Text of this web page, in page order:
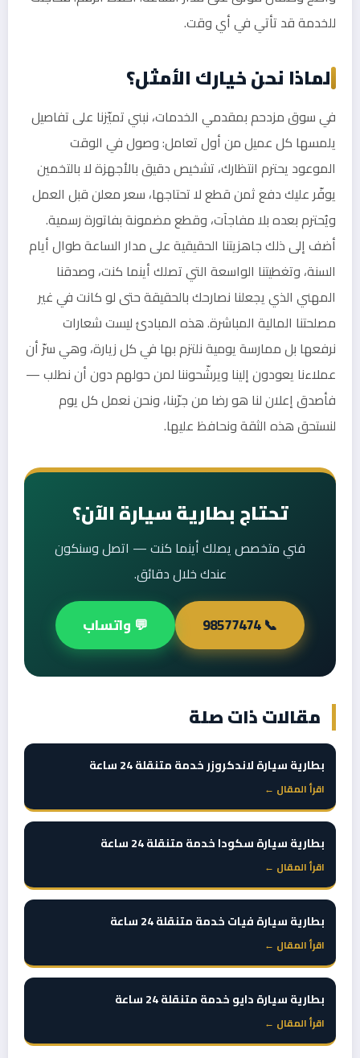
للخدمة قد تأتي في أي وقت.
لماذا نحن خيارك الأمثل؟
في سوق مزدحم بمقدمي الخدمات، نبني تميّزنا على تفاصيل
يلمسها كل عميل من أول تعامل: وصول في الوقت
الموعود يحترم انتظارك، تشخيص دقيق بالأجهزة لا بالتخمين
يوفّر عليك دفع ثمن قطع لا تحتاجها، سعر معلن قبل العمل
ويُحترم بعده بلا مفاجآت، وقطع مضمونة بفاتورة رسمية.
أضف إلى ذلك جاهزيتنا الحقيقية على مدار الساعة طوال أيام
السنة، وتغطيتنا الواسعة التي تصلك أينما كنت، وصدقنا
المهني الذي يجعلنا نصارحك بالحقيقة حتى لو كانت في غير
مصلحتنا المالية المباشرة. هذه المبادئ ليست شعارات
نرفعها بل ممارسة يومية نلتزم بها في كل زيارة، وهي سرّ أن
عملاءنا يعودون إلينا ويرشّحوننا لمن حولهم دون أن نطلب —
فأصدق إعلان لنا هو رضا من جرّبنا، ونحن نعمل كل يوم
لنستحق هذه الثقة ونحافظ عليها.
تحتاج بطارية سيارة الآن؟
فني متخصص يصلك أينما كنت — اتصل وسنكون
عندك خلال دقائق.
📞 98577474 💬 واتساب
مقالات ذات صلة
بطارية سيارة لاندكروزر خدمة متنقلة 24 ساعة
اقرأ المقال ←
بطارية سيارة سكودا خدمة متنقلة 24 ساعة
اقرأ المقال ←
بطارية سيارة فيات خدمة متنقلة 24 ساعة
اقرأ المقال ←
بطارية سيارة دايو خدمة متنقلة 24 ساعة
اقرأ المقال ←